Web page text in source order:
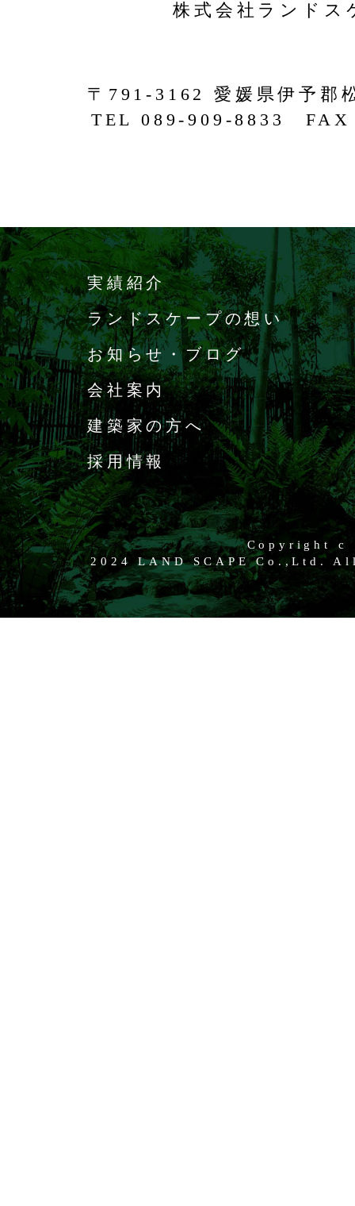
〒791-3162 愛媛県伊予郡
TEL 089-909-8833 FAX
株式会社ランドス
実績紹介
ランドスケープの想い
お知らせ・ブログ
会社案内
建築家の方へ
採用情報
Copyright c
2024 LAND SCAPE Co.,Ltd.